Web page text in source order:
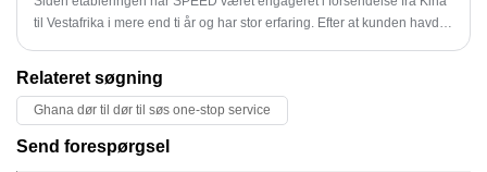
til Vestafrika i mere end ti år og har stor erfaring. Efter at kunden havde
LOBITO, Angola, tilbage til landet ad søvejen.
Relateret søgning
Ghana dør til dør til søs one-stop service
Send forespørgsel